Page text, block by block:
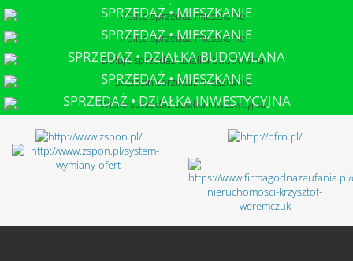
WIEŃKOWO
SPRZEDAŻ • MIESZKANIE
POLICE
SPRZEDAŻ • MIESZKANIE
POLICE
SPRZEDAŻ • DZIAŁKA BUDOWLANA
DOŁUJE
SPRZEDAŻ • MIESZKANIE
SZCZECIN
SPRZEDAŻ • DZIAŁKA INWESTYCYJNA
WICKO